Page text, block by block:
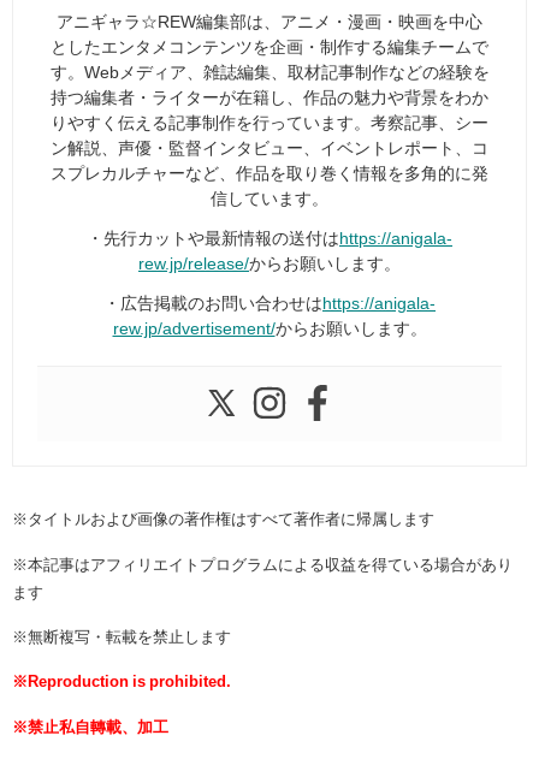
アニギャラ☆REW編集部は、アニメ・漫画・映画を中心
としたエンタメコンテンツを企画・制作する編集チームで
す。Webメディア、雑誌編集、取材記事制作などの経験を
持つ編集者・ライターが在籍し、作品の魅力や背景をわか
りやすく伝える記事制作を行っています。考察記事、シー
ン解説、声優・監督インタビュー、イベントレポート、コ
スプレカルチャーなど、作品を取り巻く情報を多角的に発
信しています。
・先行カットや最新情報の送付は https://anigala-
rew.jp/release/からお願いします。
・広告掲載のお問い合わせは https://anigala-
rew.jp/advertisement/からお願いします。
※タイトルおよび画像の著作権はすべて著作者に帰属します
※本記事はアフィリエイトプログラムによる収益を得ている場合があり
ます
※無断複写・転載を禁止します
※Reproduction is prohibited.
※禁止私自轉載、加工